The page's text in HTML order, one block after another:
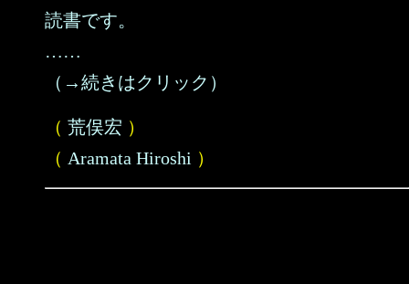
読書です。
……
（→続きはクリック）
（ 荒俣宏 ）
（ Aramata Hiroshi ）